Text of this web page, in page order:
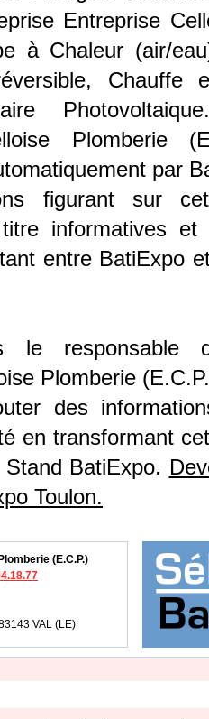
Entreprise
à Chaleur (air/
Chauffe
Plomberie
par
figurant sur
informatives et
entre BatiExpo
responsable
Plomberie
des
en transformant
BatiExpo.
Toulon.
(E.C.P.)
VAL (LE)